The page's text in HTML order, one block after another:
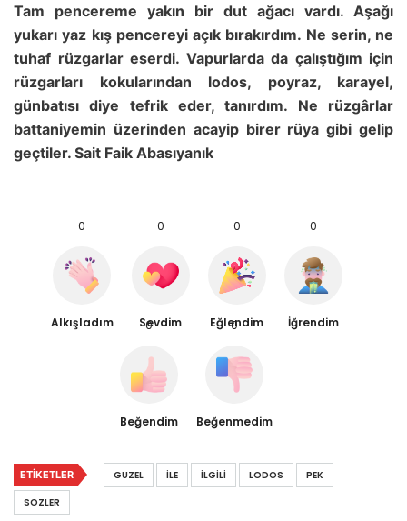
Tam pencereme yakın bir dut ağacı vardı. Aşağı
yukarı yaz kış pencereyi açık bırakırdım. Ne serin, ne
tuhaf rüzgarlar eserdi. Vapurlarda da çalıştığım için
rüzgarları kokularından lodos, poyraz, karayel,
günbatısı diye tefrik eder, tanırdım. Ne rüzgârlar
battaniyemin üzerinden acayip birer rüya gibi gelip
geçtiler. Sait Faik Abasıyanık
0
Alkışladım
0
Sevdim
0
Eğlendim
0
İğrendim
0
Beğendim
0
Beğenmedim
ETIKETLER GUZEL İLE İLGILI LODOS
PEK
SOZLER